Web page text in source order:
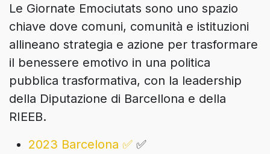
Le Giornate Emociutats sono uno spazio
chiave dove comuni, comunità e istituzioni
allineano strategia e azione per trasformare
il benessere emotivo in una politica
pubblica trasformativa, con la leadership
della Diputazione di Barcellona e della
RIEEB.
2023 Barcelona ✅ ✅